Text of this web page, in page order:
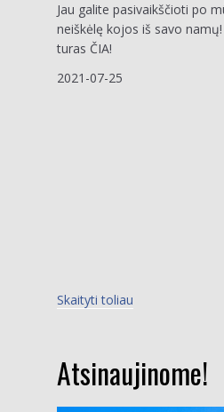
Jau galite pasivaikščioti po
neiškėlę kojos iš savo
turas ČIA!
2021-07-25
Skaityti toliau
Atsinaujinome!